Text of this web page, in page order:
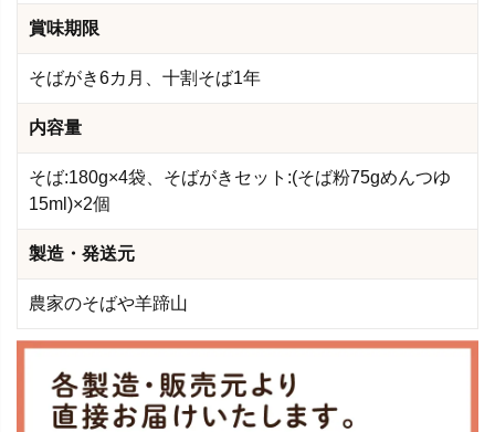
賞味期限
そばがき6カ月、十割そば1年
内容量
そば:180g×4袋、そばがきセット:(そば粉75gめんつゆ
15ml)×2個
製造・発送元
農家のそばや羊蹄山